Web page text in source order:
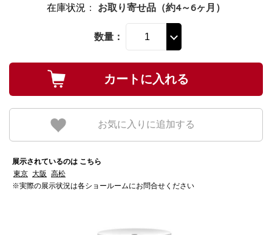
在庫状況 ： お取り寄せ品（約4～6ヶ月）
数量：
お気に入りに追加する
展示されているのは こちら
東京 大阪 高松
※実際の展示状況は各ショールームにお問合せください